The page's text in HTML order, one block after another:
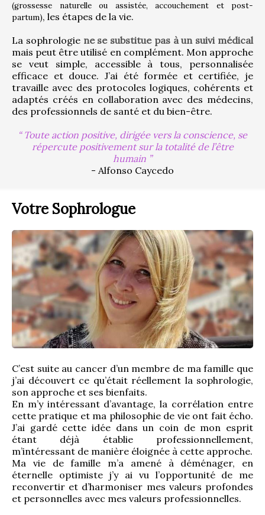
(grossesse naturelle ou assistée, accouchement et post-
partum), les étapes de la vie.
La sophrologie ne se substitue pas à un suivi médical
mais peut être utilisé en complément. Mon approche
se veut simple, accessible à tous, personnalisée
efficace et douce. J’ai été formée et certifiée, je
travaille avec des protocoles logiques, cohérents et
adaptés créés en collaboration avec des médecins,
des professionnels de santé et du bien-être.
Toute action positive, dirigée vers la conscience, se
répercute positivement sur la totalité de l’être
humain
- Alfonso Caycedo
Votre Sophrologue
C’est suite au cancer d’un membre de ma famille que
j’ai découvert ce qu’était réellement la sophrologie,
son approche et ses bienfaits.
En m’y intéressant d’avantage, la corrélation entre
cette pratique et ma philosophie de vie ont fait écho.
J’ai gardé cette idée dans un coin de mon esprit
étant déjà établie professionnellement,
m’intéressant de manière éloignée à cette approche.
Ma vie de famille m’a amené à déménager, en
éternelle optimiste j’y ai vu l’opportunité de me
reconvertir et d’harmoniser mes valeurs profondes
et personnelles avec mes valeurs professionnelles.